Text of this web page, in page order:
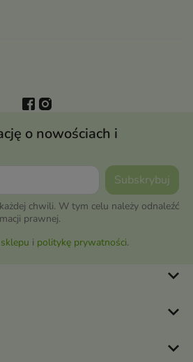
o nowościach i
chwili. W tym celu należy odnaleźć
prawnej.
i politykę prywatności.
keyboard_arrow_down
keyboard_arrow_down
keyboard_arrow_down